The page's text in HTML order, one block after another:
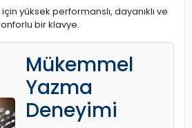
yüksek performanslı, dayanıklı ve
bir klavye.
Mükemmel
Yazma
Deneyimi